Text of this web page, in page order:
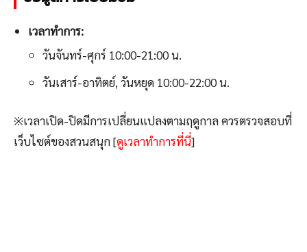
เวลาทำการ:
วันจันทร์-ศุกร์ 10:00-21:00 น.
วันเสาร์-อาทิตย์, วันหยุด 10:00-22:00 น.
※เวลาเปิด-ปิดมีการเปลี่ยนแปลงตามฤดูกาล ควรตรวจสอบที่
เว็บไซต์ของสวนสนุก [ดูเวลาทำการที่นี่]